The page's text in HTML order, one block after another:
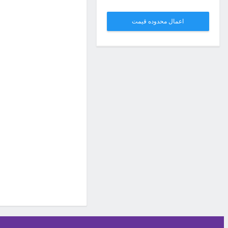
اعمال محدوده قیمت